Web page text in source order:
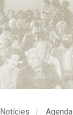
Notícies Agenda